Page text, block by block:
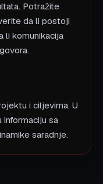
Potražite
da li postoji
li komunikacija
i ciljevima. U
sa
saradnje.